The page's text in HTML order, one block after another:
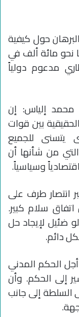
حول كيفية
نحو مائة ألف في
مدعوم دولياً
محمد إلياس: إن
بين قوات
يتسنى للجميع
من شأنها أن
وسياسياً.
انتصار طرف على
سلام كبير.
ضئيل لإيجاد حل
دائم.
الحكم المدني
إلى الحكم. وأن
السلطة إلى جانب